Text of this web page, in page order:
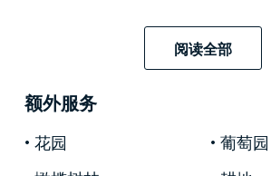
360 平方米，分為三
，另外還有
在底樓，前馬厩
客廳，保留了
原有的拱形天花板
臥室和三間浴室，其中一間是帶私
阅读全部
额外服务
花园
葡萄园